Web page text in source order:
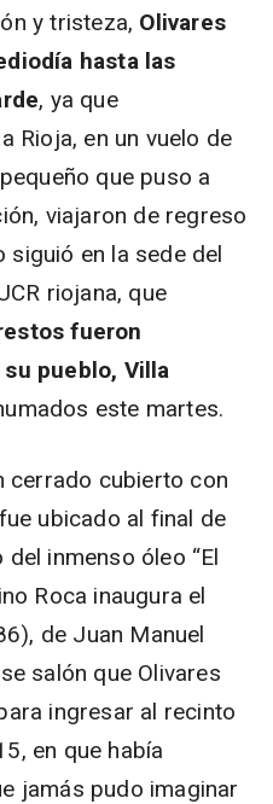
y tristeza, Olivares
hasta las
, ya que
Rioja, en un vuelo de
que puso a
viajaron de regreso
siguió en la sede del
riojana, que
fueron
pueblo, Villa
este martes.
cerrado cubierto con
ubicado al final de
inmenso óleo “El
Roca inaugura el
de Juan Manuel
salón que Olivares
ingresar al recinto
en que había
jamás pudo imaginar